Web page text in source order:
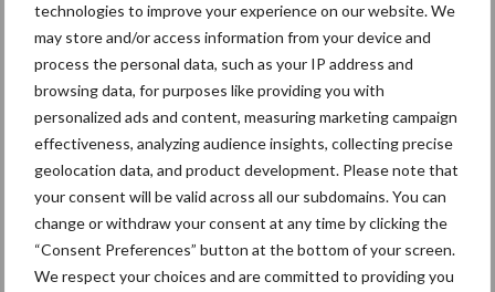
technologies to improve your experience on our website. We
may store and/or access information from your device and
process the personal data, such as your IP address and
browsing data, for purposes like providing you with
personalized ads and content, measuring marketing campaign
effectiveness, analyzing audience insights, collecting precise
geolocation data, and product development. Please note that
your consent will be valid across all our subdomains. You can
change or withdraw your consent at any time by clicking the
“Consent Preferences” button at the bottom of your screen.
We respect your choices and are committed to providing you
Aanbevolen voor jou!
De speenhuid: een vaak
onderschatte risicofactor
voor mastitis